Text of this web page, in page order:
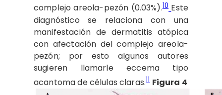
complejo areola-pezón (0.03%).10 Este
diagnóstico se relaciona con una
manifestación de dermatitis atópica
con afectación del complejo areola-
pezón; por esto algunos autores
sugieren llamarle eccema tipo
acantoma de células claras.11 Figura 4